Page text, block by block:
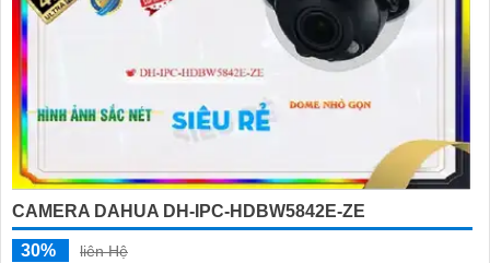
CAMERA DAHUA DH-IPC-HDBW5842E-ZE
30%
liên Hệ